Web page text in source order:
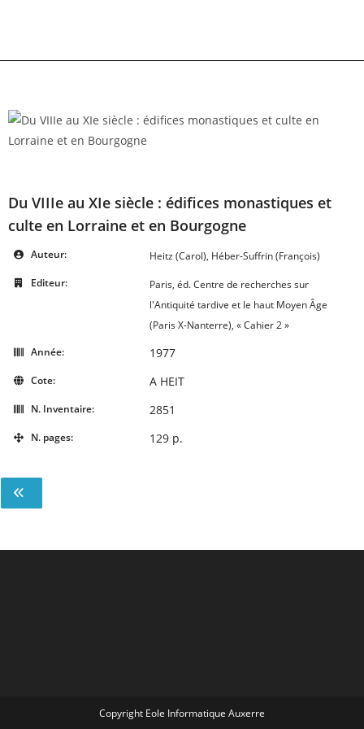
Du VIIIe au XIe siècle : édifices monastiques et
culte en Lorraine et en Bourgogne
Auteur:
Heitz (Carol), Héber-Suffrin (François)
Editeur:
Paris, éd. Centre de recherches sur
l'Antiquité tardive et le haut Moyen Âge
(Paris X-Nanterre), « Cahier 2 »
Année:
1977
Cote: A HEIT
N. Inventaire: 2851
N. pages: 129 p.
Copyright Eole Informatique Auxerre